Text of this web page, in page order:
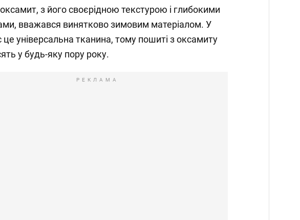
з його своєрідною текстурою і глибокими
вважався винятково зимовим матеріалом. У
універсальна тканина, тому пошиті з оксамиту
у будь-яку пору року.
РЕКЛАМА